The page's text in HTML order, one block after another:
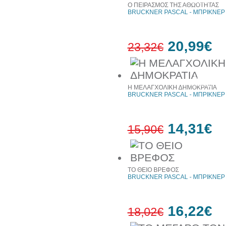
έκπτωση
10%
έκπτωση
Ο ΠΕΙΡΑΣΜΟΣ ΤΗΣ ΑΘΩΟΤΗΤΑΣ
BRUCKNER PASCAL -
23,32€ 20,99€
Η ΜΕΛΑΓΧΟΛΙΚΗ ΔΗΜΟΚΡΑΤΙΑ
BRUCKNER PASCAL -
15,90€ 14,31€
ΤΟ ΘΕΙΟ ΒΡΕΦΟΣ
BRUCKNER PASCAL -
18,02€ 16,22€